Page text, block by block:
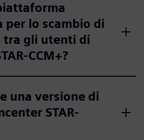
per lo scambio di
tra gli utenti di
CCM+?
una versione di
STAR-